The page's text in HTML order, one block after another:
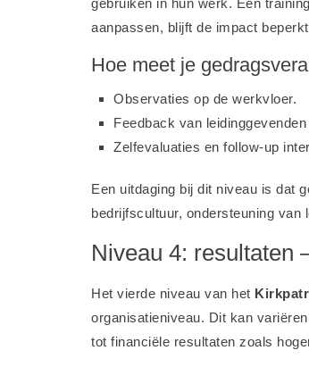
gebruiken in hun werk. Een
aanpassen, blijft de impact
Hoe meet je
Observaties op de werkvloer.
Feedback van leidinggevenden
Zelfevaluaties en follow-up
Een uitdaging bij dit niveau is dat
bedrijfscultuur, ondersteuning van
Niveau 4: resultaten
Het vierde niveau van het
organisatieniveau. Dit kan
tot financiële resultaten zoals